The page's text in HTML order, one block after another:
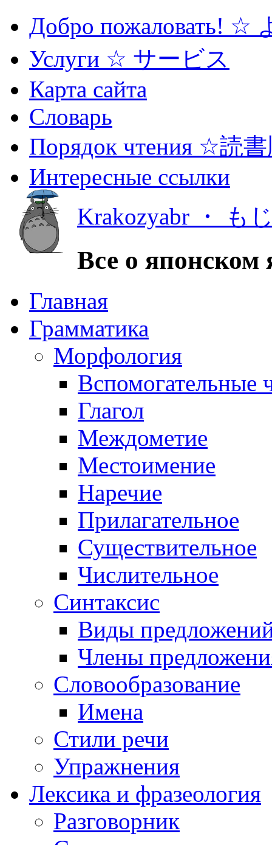
Добро пожаловать! ☆
Услуги ☆ サービス
Карта сайта
Словарь
Порядок чтения ☆読
Интересные ссылки
Krakozyabr ・ も
Все о японском
Главная
Грамматика
Морфология
Вспомогательные
Глагол
Междометие
Местоимение
Наречие
Прилагательное
Существительное
Числительное
Синтаксис
Виды
Члены
Словообразование
Имена
Стили речи
Упражнения
Лексика и фразеология
Разговорник